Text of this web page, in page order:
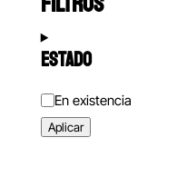
ESTADO
Estado
En existencia
Aplicar